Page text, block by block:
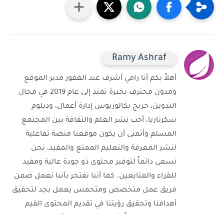
Ramy Ashraf
أهلاً بكم أنا رامي أشرف عبد الغفور مدير الموقع
ومدون محترف بخبرة تمتد إلى عام 2019 في مجال
التدوين، خريج بكالوريوس إدارة أعمال، ودبلوم
سكرتاريا، أحب نشر العلم والثقافة بين المجتمع
المسلم وأتمنى أن يكون موقعنا منصة تفاعلية
لنشر المعرفة والتعليم الممتع والمفيد، نحن
نسعى دائماً لتوفير محتوى ذو جودة عالية ومفيد
للقراء والمتابعين. كما أننا نفتخر بأننا نعمل ضمن
فريق عمل متخصص ومتحمس يعمل بجد لتحقيق
أهدافنا وتحقيق رؤيتنا في تقديم المحتوى القيم